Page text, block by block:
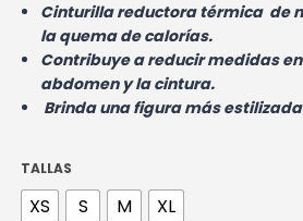
Cinturilla reductora térmica de
la quema de calorías.
Contribuye a reducir medidas
abdomen y la cintura.
Brinda una figura más
TALLAS
XS S M XL